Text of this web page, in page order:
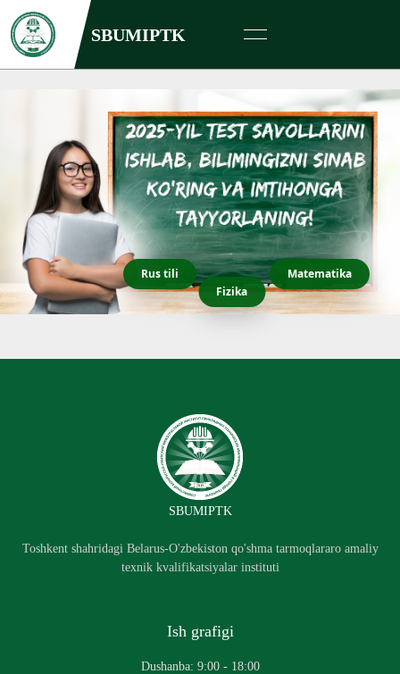
SBUMIPTK
Matematika
Rus tili
Fizika
SBUMIPTK
Toshkent shahridagi Belarus-O'zbekiston qo'shma tarmoqlararo amaliy
texnik kvalifikatsiyalar instituti
Ish grafigi
Dushanba: 9:00 - 18:00